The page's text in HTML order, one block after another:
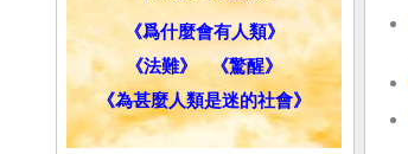
《爲什麼會有人類》
《法難》
《驚醒》
《為甚麼人類是迷的社會》